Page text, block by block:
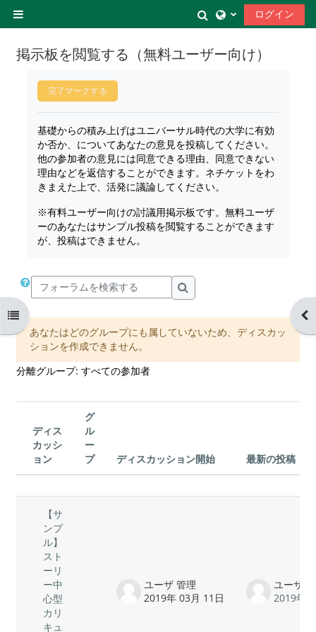
サイドパネル
検索入力に切り替
ログイン
コースインデックスを開く ブ
掲示板を閲覧する（無料ユーザー向け）
完了マークする
基礎からの積み上げはユニバーサル時代の大学に有効
か否か、についてあなたの意見を投稿してください。
他の参加者の意見には同意できる理由、同意できない
理由などを返信することができます。ネチケットをわ
きまえた上で、活発に議論してください。
※有料ユーザー向けの討議用掲示板です。無料ユーザ
ーのあなたはサンプル投稿を閲覧することができます
が、投稿はできません。
フォーラムを検索する
フォーラムを検索する
あなたはどのグループにも属していないため、ディスカッ
ションを作成できません。
分離グループ: すべての参加者
ステータス
ディス
カッシ
ョン
グ
ル
ー
プ
ディスカッション開始 最新の投稿
【サ
ンプ
ル】
スト
ーリ
ー中
心型
カリ
キュ
ユーザ 管理
2019年 03月 11日
ユーザ
2019年